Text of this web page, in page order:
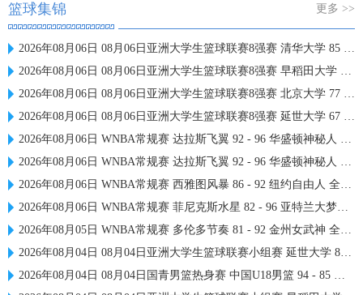
篮球集锦 更多 >>
2026年08月06日 08月06日亚洲大学生篮球联赛8强赛 清华大学 85 - 81 菲律宾大学 集锦
2026年08月06日 08月06日亚洲大学生篮球联赛8强赛 早稻田大学 78 - 71 高丽大学 集锦
2026年08月06日 08月06日亚洲大学生篮球联赛8强赛 北京大学 77 - 79 上海交通大学 集锦
2026年08月06日 08月06日亚洲大学生篮球联赛8强赛 延世大学 67 - 72 政治大学 集锦
2026年08月06日 WNBA常规赛 达拉斯飞翼 92 - 96 华盛顿神秘人 全场集锦
2026年08月06日 WNBA常规赛 达拉斯飞翼 92 - 96 华盛顿神秘人 全场集锦
2026年08月06日 WNBA常规赛 西雅图风暴 86 - 92 纽约自由人 全场集锦
2026年08月06日 WNBA常规赛 菲尼克斯水星 82 - 96 亚特兰大梦想 全场集锦
2026年08月05日 WNBA常规赛 多伦多节奏 81 - 92 金州女武神 全场集锦
2026年08月04日 08月04日亚洲大学生篮球联赛小组赛 延世大学 82 - 83 北京大学 集锦
2026年08月04日 08月04日国青男篮热身赛 中国U18男篮 94 - 85 加拿大大卫·安篮球学院 集锦